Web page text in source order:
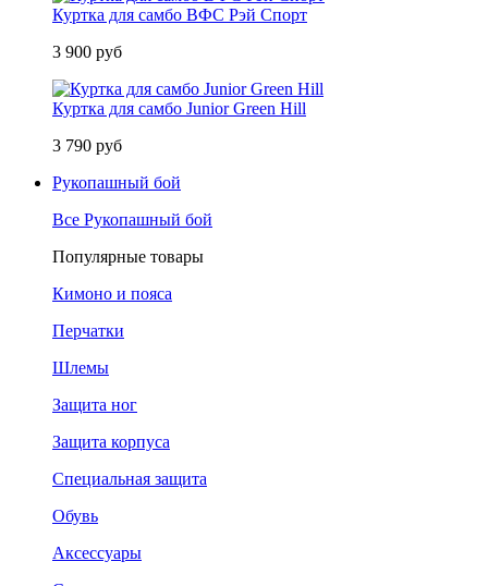
Куртка для самбо ВФС Рэй Спорт
3 900 руб
Куртка для самбо Junior Green Hill
3 790 руб
Рукопашный бой
Все Рукопашный бой
Популярные товары
Кимоно и пояса
Перчатки
Шлемы
Защита ног
Защита корпуса
Специальная защита
Обувь
Аксессуары